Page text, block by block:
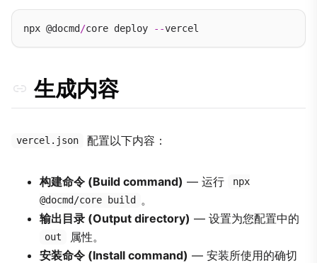
npx @docmd /core deploy --
生成内容
vercel.json 配置以下内容：
构建命令 (Build command) — 运行
npx
@docmd/core build
。
输出目录 (Output directory) — 设置为您配置中的
out
属性。
安装命令 (Install command) — 安装所使用的确切